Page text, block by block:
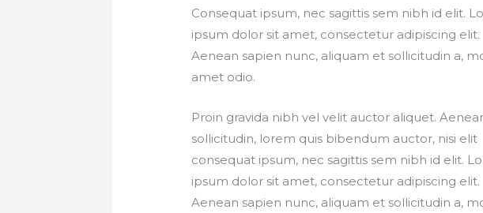
Consequat ipsum, nec sagittis sem nibh id elit.
ipsum dolor sit amet, consectetur adipiscing elit.
Aenean sapien nunc, aliquam et sollicitudin a,
amet odio.
Proin gravida nibh vel velit auctor aliquet.
sollicitudin, lorem quis bibendum auctor, nisi elit
consequat ipsum, nec sagittis sem nibh id elit.
ipsum dolor sit amet, consectetur adipiscing elit.
Aenean sapien nunc, aliquam et sollicitudin a,